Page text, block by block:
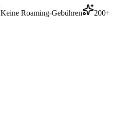
Keine Roaming-Gebühren
200+